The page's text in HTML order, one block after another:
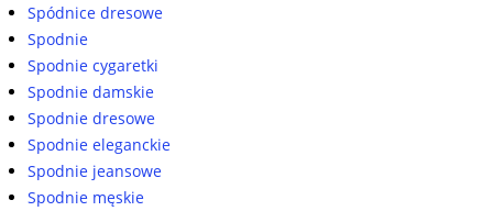
Spódnice dresowe
Spodnie
Spodnie cygaretki
Spodnie damskie
Spodnie dresowe
Spodnie eleganckie
Spodnie jeansowe
Spodnie męskie